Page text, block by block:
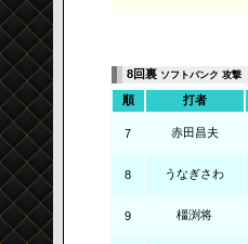
8回裏 ソフトバンク 攻撃
順 打者
7 赤田昌夫
8 うなぎさわ
9 橿渕将